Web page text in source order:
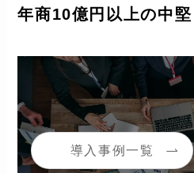
年商10億円以上の中
導入事例一覧